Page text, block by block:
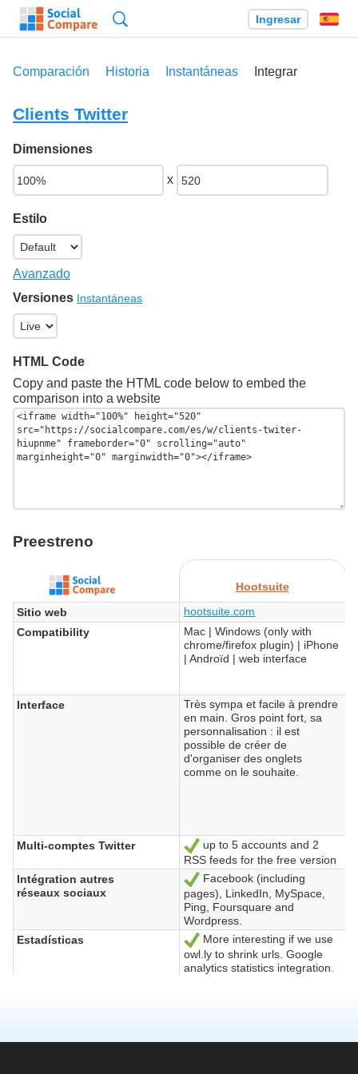
Ingresar
Comparación Historia Instantáneas Integrar
Clients Twitter
Dimensiones
x
Estilo
Avanzado
Versiones Instantáneas
HTML Code
Copy and paste the HTML code below to embed the
comparison into a website
Preestreno